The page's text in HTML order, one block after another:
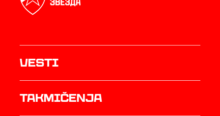
Vesti
Takmičenja